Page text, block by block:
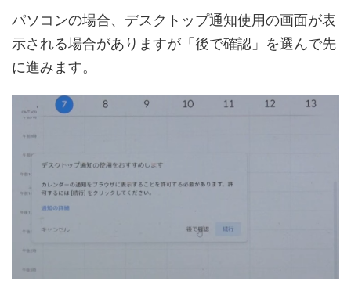
パソコンの場合、デスクトップ通知使用の画面が表
示される場合がありますが「後で確認」を選んで先
に進みます。